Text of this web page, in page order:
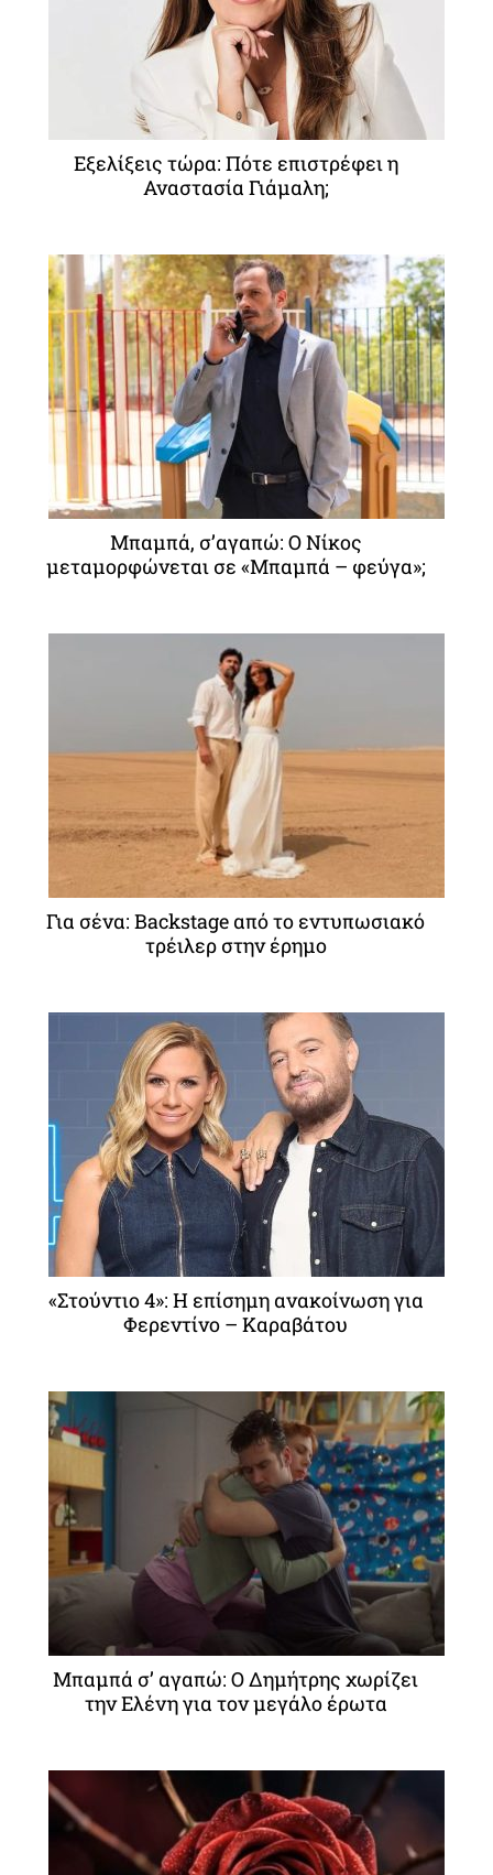
Εξελίξεις τώρα: Πότε επιστρέφει η
Αναστασία Γιάμαλη;
Μπαμπά, σ’αγαπώ: O Νίκος
μεταμορφώνεται σε «Μπαμπά – φεύγα»;
Για σένα: Backstage από το εντυπωσιακό
τρέιλερ στην έρημο
«Στούντιο 4»: Η επίσημη ανακοίνωση για
Φερεντίνο – Καραβάτου
Μπαμπά σ’ αγαπώ: Ο Δημήτρης χωρίζει
την Ελένη για τον μεγάλο έρωτα